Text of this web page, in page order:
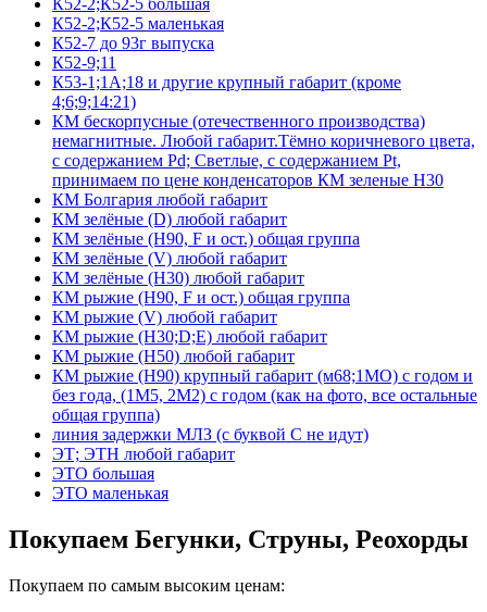
К52-2;К52-5 большая
К52-2;К52-5 маленькая
К52-7 до 93г выпуска
К52-9;11
К53-1;1А;18 и другие крупный габарит (кроме
4;6;9;14:21)
КМ бескорпусные (отечественного производства)
немагнитные. Любой габарит.Тёмно коричневого цвета,
с содержанием Pd; Светлые, с содержанием Pt,
принимаем по цене конденсаторов КМ зеленые Н30
КМ Болгария любой габарит
КМ зелёные (D) любой габарит
КМ зелёные (H90, F и ост.) общая группа
КМ зелёные (V) любой габарит
КМ зелёные (Н30) любой габарит
КМ рыжие (H90, F и ост.) общая группа
КМ рыжие (V) любой габарит
КМ рыжие (Н30;D;E) любой габарит
КМ рыжие (Н50) любой габарит
КМ рыжие (Н90) крупный габарит (м68;1МО) с годом и
без года, (1М5, 2М2) с годом (как на фото, все остальные
общая группа)
линия задержки МЛЗ (с буквой С не идут)
ЭТ; ЭТН любой габарит
ЭТО большая
ЭТО маленькая
Покупаем Бегунки, Струны, Реохорды
Покупаем по самым высоким ценам: